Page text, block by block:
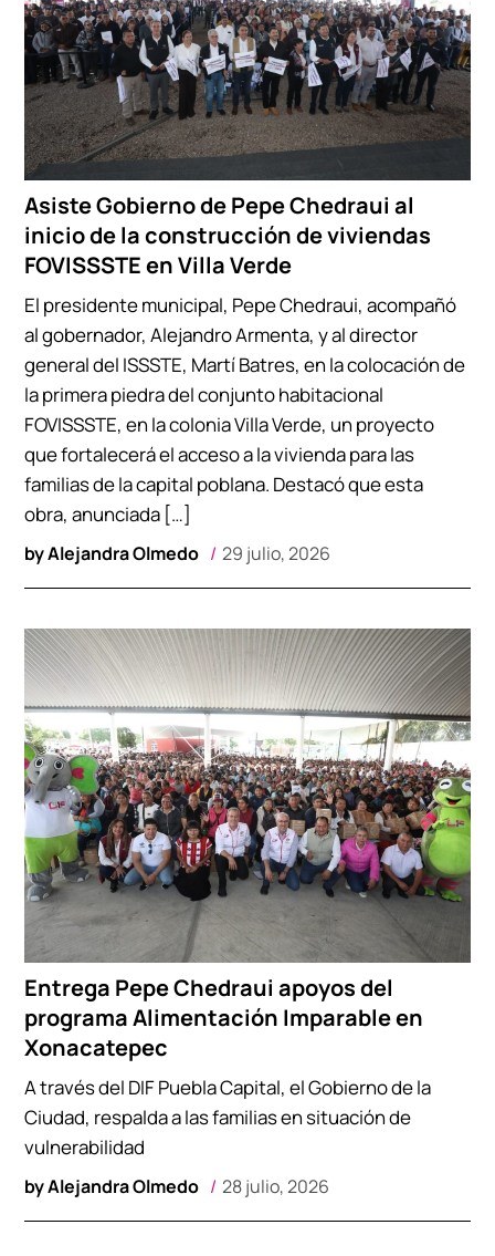
Asiste Gobierno de Pepe Chedraui al
inicio de la construcción de viviendas
FOVISSSTE en Villa Verde
byAlejandra Olmedo 29 julio, 2026
El presidente municipal, Pepe Chedraui, acompañó
al gobernador, Alejandro Armenta, y al director
general del ISSSTE, Martí Batres, en la colocación de
la primera piedra del conjunto habitacional
FOVISSSTE, en la colonia Villa Verde, un proyecto
que fortalecerá el acceso a la vivienda para las
familias de la capital poblana. Destacó que esta
obra, anunciada […]
Entrega Pepe Chedraui apoyos del
programa Alimentación Imparable en
Xonacatepec
byAlejandra Olmedo 28 julio, 2026
A través del DIF Puebla Capital, el Gobierno de la
Ciudad, respalda a las familias en situación de
vulnerabilidad